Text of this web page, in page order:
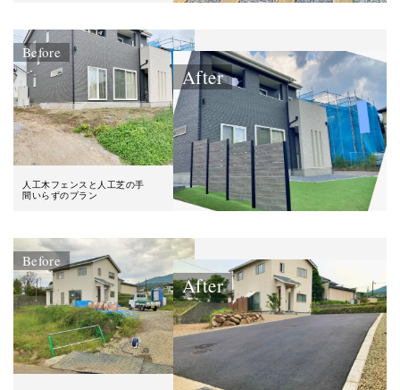
Before
After
人工木フェンスと人工芝の手
間いらずのプラン
Before
After